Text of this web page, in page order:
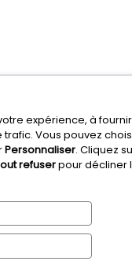
expérience, à
Vous pouvez
Personnaliser. Cliquez
refuserpour décliner